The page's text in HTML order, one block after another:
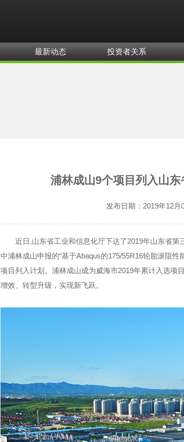
最新动态 投资者关系
浦林成山9个项目列入山
发布日期： 2019年12月
近日,山东省工业和信息化厅下达了2019年山东省第
中浦林成山申报的“基于Abaqus的175/55R16轮胎滚阻
项目列入计划。浦林成山成为威海市2019年累计入选项
增效、转型升级，实现新飞跃。